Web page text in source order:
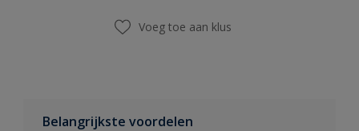
Voeg toe aan klus
Belangrijkste voordelen